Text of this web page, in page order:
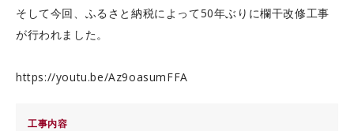
そして今回、ふるさと納税によって50年ぶりに欄干改修工事
が行われました。
https://youtu.be/Az9oasumFFA
工事内容